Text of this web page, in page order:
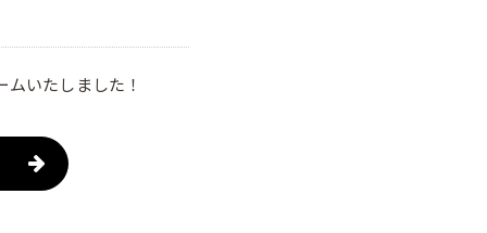
いたしました！